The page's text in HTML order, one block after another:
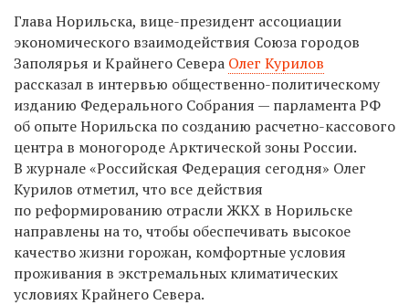
Глава Норильска, вице-президент ассоциации
экономического взаимодействия Союза городов
Заполярья и Крайнего Севера Олег Курилов
рассказал в интервью общественно-политическому
изданию Федерального Собрания — парламента РФ
об опыте Норильска по созданию расчетно-кассового
центра в моногороде Арктической зоны России.
В журнале «Российская Федерация сегодня» Олег
Курилов отметил, что все действия
по реформированию отрасли ЖКХ в Норильске
направлены на то, чтобы обеспечивать высокое
качество жизни горожан, комфортные условия
проживания в экстремальных климатических
условиях Крайнего Севера.